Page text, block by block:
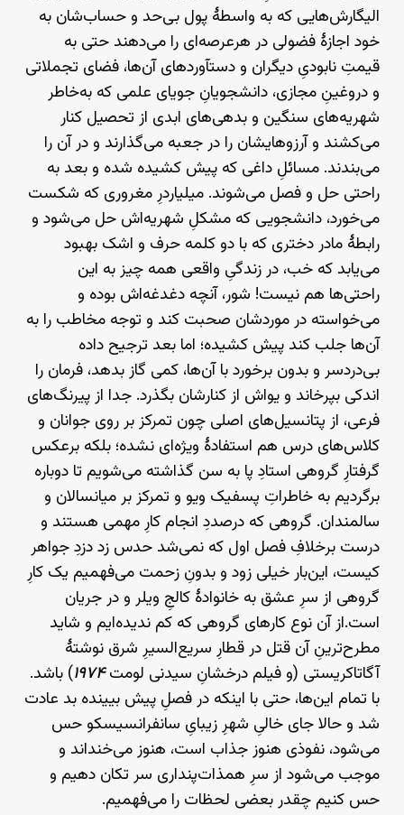
الیگارش‌هایی که به واسطهٔ پول بی‌حد و حساب‌شان به
خود اجازهٔ فضولی در هرعرصه‌ای را می‌دهند حتی به
قیمتِ نابودیِ دیگران و دستآوردهای آن‌ها، فضای تجملاتی
و دروغینِ مجازی، دانشجویانِ جویای علمی که به‌خاطر
شهریه‌های سنگین و بدهی‌های ابدی از تحصیل کنار
می‌کشند و آرزوهایشان را در جعبه می‌گذارند و در آن را
می‌بندند. مسائلِ داغی که پیش کشیده شده و بعد به
راحتی حل و فصل می‌شوند. میلیاردرِ مغروری که شکست
می‌خورد، دانشجویی که مشکلِ شهریه‌اش حل می‌شود و
رابطهٔ مادر دختری که با دو کلمه حرف و اشک بهبود
می‌یابد که خب، در زندگیِ واقعی همه چیز به این
راحتی‌ها هم نیست! شور، آنچه دغدغه‌اش بوده و
می‌خواسته در موردشان صحبت کند و توجه مخاطب را به
آن‌ها جلب کند پیش کشیده؛ اما بعد ترجیح داده
بی‌دردسر و بدون برخورد با آن‌ها، کمی گاز بدهد، فرمان را
اندکی بپرخاند و یواش از کنارشان بگذرد. جدا از پیرنگ‌های
فرعی، از پتانسیل‌های اصلی چون تمرکز بر روی جوانان و
کلاس‌های درس هم استفادهٔ ویژه‌ای نشده؛ بلکه برعکس
گرفتارِ گروهی استادِ پا به سن گذاشته می‌شویم تا دوباره
برگردیم به خاطراتِ پسفیک ویو و تمرکز بر میانسالان و
سالمندان. گروهی که درصددِ انجام کارِ مهمی هستند و
درست برخلافِ فصل اول که نمی‌شد حدس زد دزدِ جواهر
کیست، این‌بار خیلی زود و بدونِ زحمت می‌فهمیم یک کارِ
گروهی از سرِ عشق به خانوادهٔ کالجِ ویلر و در جریان
است.از آن نوع کارهای گروهی که کم ندیده‌ایم و شاید
مطرح‌ترینِ آن قتل در قطارِ سریع‌السیرِ شرق نوشتهٔ
آگاتاکریستی (و فیلم درخشانِ سیدنی لومت۱۹۷۴) باشد.
با تمام این‌ها، حتی با اینکه در فصلِ پیش بیینده بد عادت
شد و حالا جای خالیِ شهرِ زیبایِ سانفرانسیسکو حس
می‌شود، نفوذی هنوز جذاب است، هنوز می‌خنداند و
موجب می‌شود از سرِ همذات‌پنداری سر تکان دهیم و
حس کنیم چقدر بعضی لحظات را می‌فهمیم.